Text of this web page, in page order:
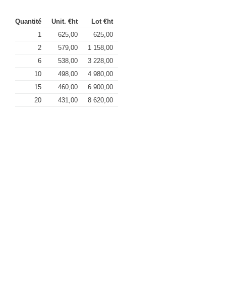
Quantité Unit. €ht
Lot €ht
1
625,00
625,00
2
579,00
1 158,00
6
538,00
3 228,00
10
498,00
4 980,00
15
460,00
6 900,00
20
431,00 8 620,00